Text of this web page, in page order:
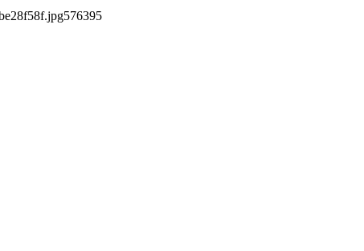
576395